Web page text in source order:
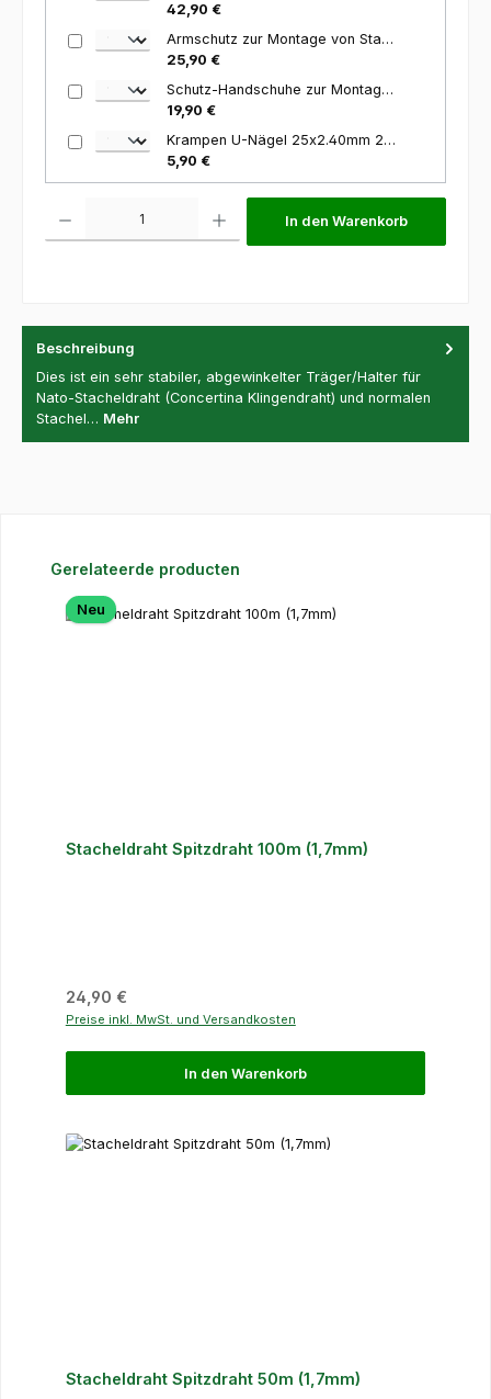
42,90 €
Armschutz zur Montage von Stacheldraht
25,90 €
Schutz-Handschuhe zur Montage von Stacheldraht
19,90 €
Krampen U-Nägel 25x2.40mm 250 Stück
5,90 €
In den Warenkorb
Beschreibung
Dies ist ein sehr stabiler, abgewinkelter Träger/Halter für
Nato-Stacheldraht (Concertina Klingendraht) und normalen
Stachel… Mehr
Produktgalerie überspringen
Gerelateerde producten
Neu
Stacheldraht Spitzdraht 100m (1,7mm)
Regulärer Preis:
24,90 €
Preise inkl. MwSt. und Versandkosten
In den Warenkorb
Stacheldraht Spitzdraht 50m (1,7mm)